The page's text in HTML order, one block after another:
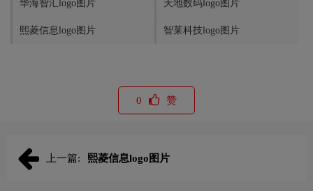
华海智汇logo图片 天地数码logo图片
熙菱信息logo图片 智莱科技logo图片
0 赞
上一篇: 熙菱信息logo图片